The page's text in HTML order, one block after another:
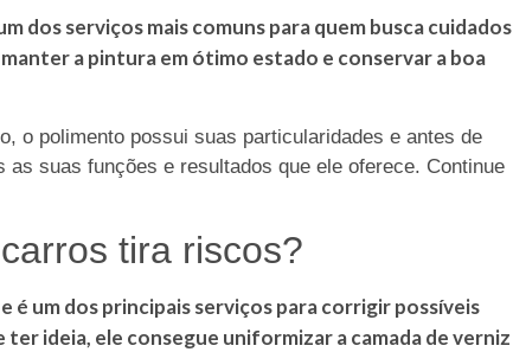
dos serviços mais comuns para quem busca cuidados
a pintura em ótimo estado e conservar a boa
o polimento possui suas particularidades e antes de
suas funções e resultados que ele oferece. Continue
tira riscos?
é um dos principais serviços para corrigir possíveis
ter ideia, ele consegue uniformizar a camada de verniz